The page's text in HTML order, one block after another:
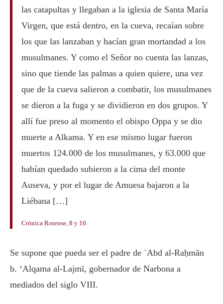
las catapultas y llegaban a la iglesia de Santa María
Virgen, que está dentro, en la cueva, recaían sobre
los que las lanzaban y hacían gran mortandad a los
musulmanes. Y como el Señor no cuenta las lanzas,
sino que tiende las palmas a quien quiere, una vez
que de la cueva salieron a combatir, los musulmanes
se dieron a la fuga y se dividieron en dos grupos. Y
allí fue preso al momento el obispo Oppa y se dio
muerte a Alkama. Y en ese mismo lugar fueron
muertos 124.000 de los musulmanes, y 63.000 que
habían quedado subieron a la cima del monte
Auseva, y por el lugar de Amuesa bajaron a la
Liébana […]
Crónica Rotense, 8 y 10.
Se supone que pueda ser el padre de ʿAbd al-Raḥmān
b. ‘Alqama al-Lajmī, gobernador de Narbona a
mediados del siglo VIII.